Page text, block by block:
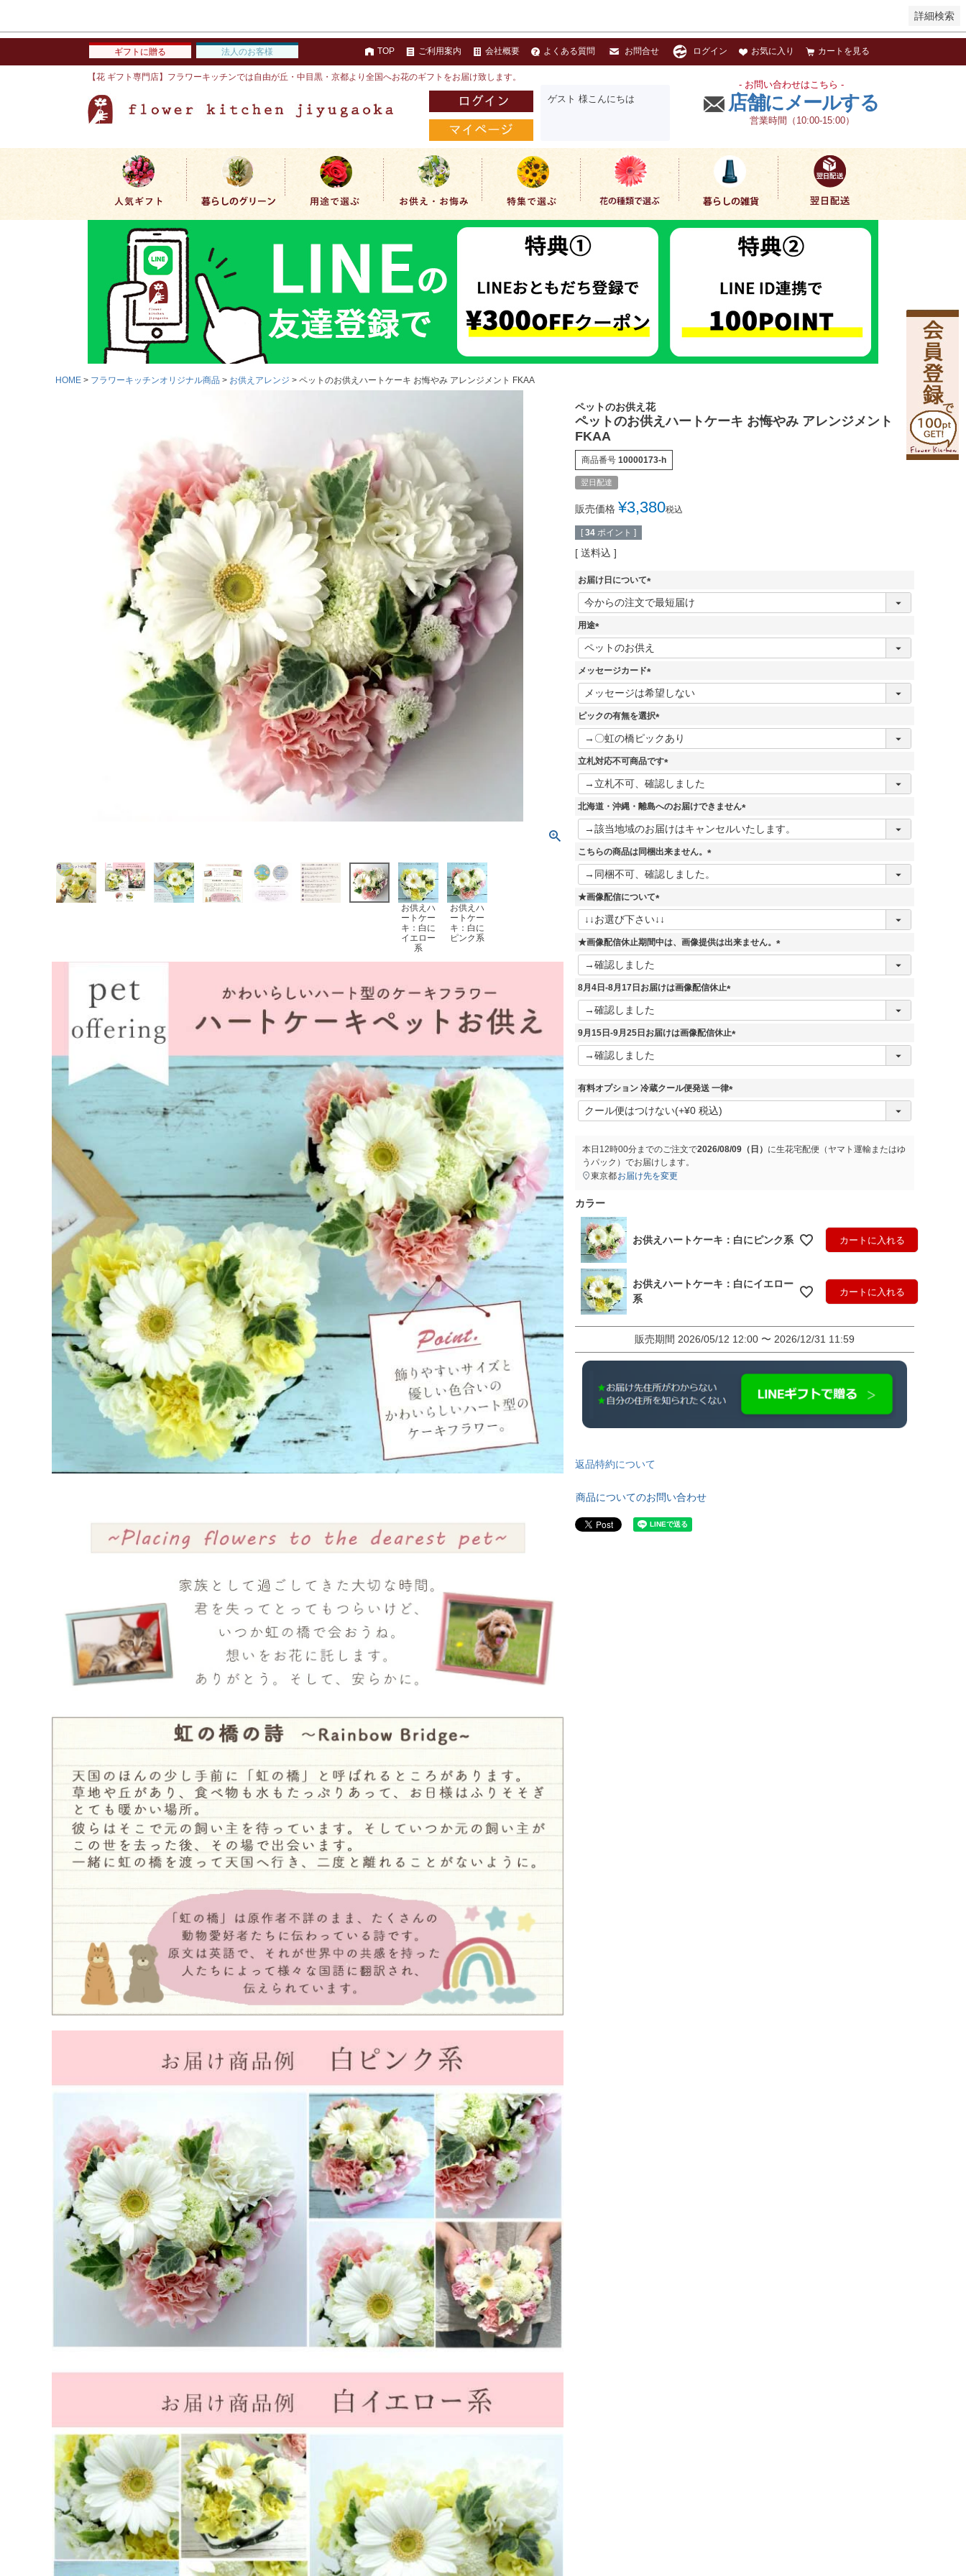
詳細検索
ギフトに贈る 法人のお客様 TOP ご利用案内 会社概要 よくある質問 お問合せ ログイン お気に入り カートを見る
【花 ギフト専門店】フラワーキッチンでは自由が丘・中目黒・京都より全国へお花のギフトをお届け致します。
ゲスト 様こんにちは
- お問い合わせはこちら -
店舗にメールする
営業時間（10:00-15:00）
HOME フラワーキッチンオリジナル商品 お供えアレンジ ペットのお供えハートケーキ お悔やみ アレンジメント FKAA
お供えハ
ートケー
キ：白に
イエロー
系
お供えハ
ートケー
キ：白に
ピンク系
ペットのお供え花
ペットのお供えハートケーキ お悔やみ アレンジメント
FKAA
商品番号 10000173-h
翌日配達
販売価格 ¥3,380税込
[ 34 ポイント ]
送料込
お届け日について
(
必
用途
(
必
須
メッセージカード
(
必
須
ピックの有無を選択
(
必
須
立札対応不可商品です
(
必
須
北海道・沖縄・離島へのお届けできません
(
必
こちらの商品は同梱出来ません。
(
必
★画像配信について
(
必
須
★画像配信休止期間中は、画像提供は出来ません。
(
8月4日-8月17日お届けは画像配信休止
(
須
9月15日-9月25日お届けは画像配信休止
(
)
有料オプション 冷蔵クール便発送 一律
(
本日 12時00分までのご注文で2026/08/09（日） に生花宅配便（ヤマト運輸またはゆ
うパック） でお届けします。
東京都お届け先を変更
カラー
お供えハートケーキ：白にピンク系 カートに入れる
お供えハートケーキ：白にイエロー
系
カートに入れる
販売期間 2026/05/12 12:00 〜 2026/12/31 11:59
返品特約について
商品についてのお問い合わせ